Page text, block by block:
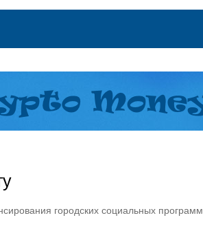
городских социальных